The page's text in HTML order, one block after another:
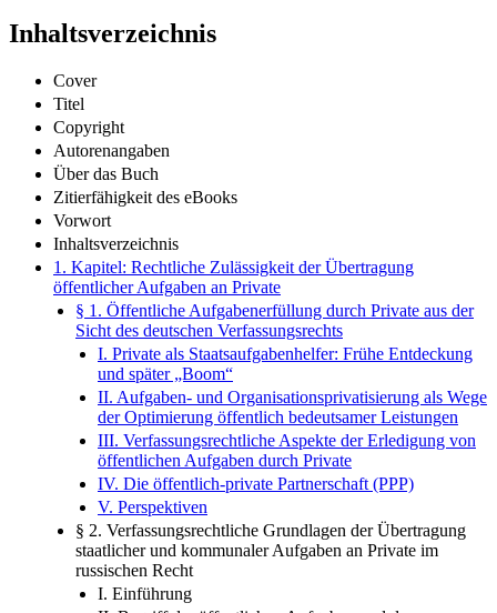
Inhaltsverzeichnis
Cover
Titel
Copyright
Autorenangaben
Über das Buch
Zitierfähigkeit des eBooks
Vorwort
Inhaltsverzeichnis
1. Kapitel: Rechtliche Zulässigkeit der Übertragung
öffentlicher Aufgaben an Private
§ 1. Öffentliche Aufgabenerfüllung durch Private aus der
Sicht des deutschen Verfassungsrechts
I. Private als Staatsaufgabenhelfer: Frühe Entdeckung
und später „Boom“
II. Aufgaben- und Organisationsprivatisierung als Wege
der Optimierung öffentlich bedeutsamer Leistungen
III. Verfassungsrechtliche Aspekte der Erledigung von
öffentlichen Aufgaben durch Private
IV. Die öffentlich-private Partnerschaft (PPP)
V. Perspektiven
§ 2. Verfassungsrechtliche Grundlagen der Übertragung
staatlicher und kommunaler Aufgaben an Private im
russischen Recht
I. Einführung